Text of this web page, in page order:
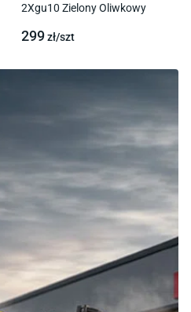
2Xgu10 Zielony Oliwkowy
299zł/szt